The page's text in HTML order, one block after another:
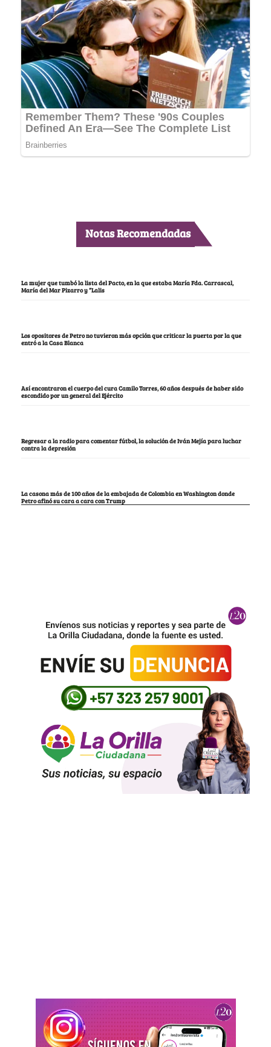
Notas Recomendadas
La mujer que tumbó la lista del Pacto, en la que estaba María Fda. Carrascal,
María del Mar Pizarro y “Lalis
Los opositores de Petro no tuvieron más opción que criticar la puerta por la que
entró a la Casa Blanca
Así encontraron el cuerpo del cura Camilo Torres, 60 años después de haber sido
escondido por un general del Ejército
Regresar a la radio para comentar fútbol, la solución de Iván Mejía para luchar
contra la depresión
La casona más de 100 años de la embajada de Colombia en Washington donde
Petro afinó su cara a cara con Trump